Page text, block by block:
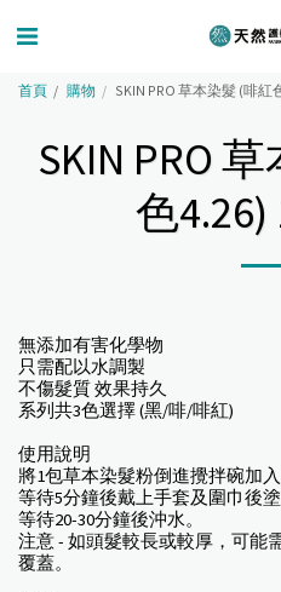
首頁 購物 SKIN PRO 草本染髮 (啡紅
SKIN PRO
色4.26)
無添加有害化學物
只需配以水調製
不傷髮質 效果持久
系列共3色選擇 (黑/啡/啡紅)
使用說明
將1包草本染髮粉倒進攪拌碗加入
等待5分鐘後戴上手套及圍巾後塗
等待20-30分鐘後沖水。
注意 - 如頭髮較長或較厚，可能
覆蓋。